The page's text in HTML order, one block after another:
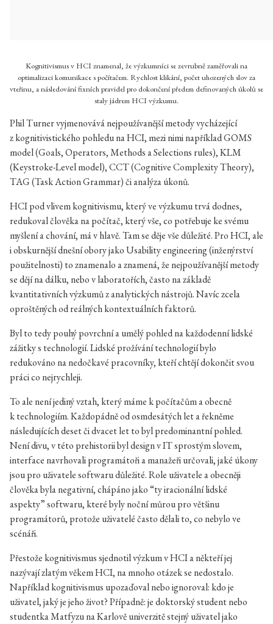
Kognitivismus v HCI znamenal, že výzkumníci se zevrubně zaměřovali na
optimalizaci komunikace s počítačem. Rychlost klikání, počet uhozených slov za
vteřinu, a následování fixních pravidel pro dokončení předem definovaných úkolů se
staly jádrem HCI výzkumu.
Phil Turner vyjmenovává nejpoužívanější metody vycházející
z kognitivistického pohledu na HCI, mezi nimi například GOMS
model (Goals, Operators, Methods a Selections rules), KLM
(Keystroke-Level model), CCT (Cognitive Complexity Theory),
TAG (Task Action Grammar) či analýza úkonů.
HCI pod vlivem kognitivismu, který ve výzkumu trvá dodnes,
redukoval člověka na počítač, který vše, co potřebuje ke svému
myšlení a chování, má v hlavě. Tam se děje vše důležité. Pro HCI, ale
i obskurnější dnešní obory jako Usability engineering (inženýrství
použitelnosti) to znamenalo a znamená, že nejpoužívanější metody
se dějí na dálku, nebo v laboratořích, často na základě
kvantitativních výzkumů z analytických nástrojů. Navíc zcela
oproštěných od reálných kontextuálních faktorů.
Byl to tedy pouhý povrchní a umělý pohled na každodenní lidské
zážitky s technologií. Lidské prožívání technologií bylo
redukováno na nedočkavé pracovníky, kteří chtějí dokončit svou
práci co nejrychleji.
To ale není jediný vztah, který máme k počítačům a obecně
k technologiím. Každopádně od osmdesátých let a řekněme
následujících deset či dvacet let to byl predominantní pohled.
Není divu, v této prehistorii byl design v IT sprostým slovem,
interface navrhovali programátoři a manažeři určovali, jaké úkony
jsou pro uživatele softwaru důležité. Role uživatele a obecněji
člověka byla negativní, chápáno jako “ty iracionální lidské
aspekty” softwaru, které byly noční můrou pro většinu
programátorů, protože uživatelé často dělali to, co nebylo ve
scénáři.
Přestože kognitivismus sjednotil výzkum v HCI a někteří jej
nazývají zlatým věkem HCI, na mnoho otázek se nedostalo.
Například kognitivismus upozaďoval nebo ignoroval: kdo je
uživatel, jaký je jeho život? Případně: je doktorský student nebo
studentka Matfyzu na Karlově univerzitě stejný uživatel jako